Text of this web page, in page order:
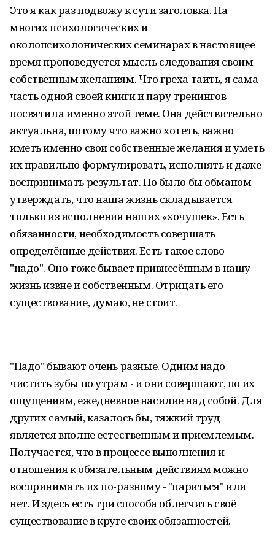
Это я как раз подвожу к сути заголовка. На
многих психологических и
околопсихолонических семинарах в настоящее
время проповедуется мысль следования своим
собственным желаниям. Что греха таить, я сама
часть одной своей книги и пару тренингов
посвятила именно этой теме. Она действительно
актуальна, потому что важно хотеть, важно
иметь именно свои собственные желания и уметь
их правильно формулировать, исполнять и даже
воспринимать результат. Но было бы обманом
утверждать, что наша жизнь складывается
только из исполнения наших «хочушек». Есть
обязанности, необходимость совершать
определённые действия. Есть такое слово -
"надо". Оно тоже бывает привнесённым в нашу
жизнь извне и собственным. Отрицать его
существование, думаю, не стоит.
"Надо" бывают очень разные. Одним надо
чистить зубы по утрам - и они совершают, по их
ощущениям, ежедневное насилие над собой. Для
других самый, казалось бы, тяжкий труд
является вполне естественным и приемлемым.
Получается, что в процессе выполнения и
отношения к обязательным действиям можно
воспринимать их по-разному - "париться" или
нет. И здесь есть три способа облегчить своё
существование в круге своих обязанностей.